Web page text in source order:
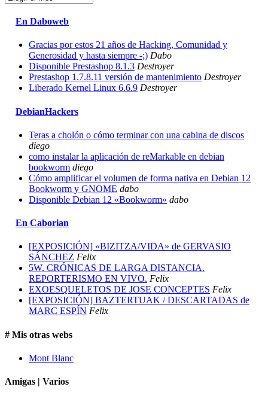
En Daboweb
Gracias por estos 21 años de Hacking, Comunidad y
Generosidad y hasta siempre -;) Dabo
Disponible Prestashop 8.1.3 Destroyer
Prestashop 1.7.8.11 versión de mantenimiento Destroyer
Liberado Kernel Linux 6.6.9 Destroyer
DebianHackers
Teras a cholón o cómo terminar con una cabina de discos
diego
como instalar la aplicación de reMarkable en debian
bookworm diego
Cómo amplificar el volumen de forma nativa en Debian 12
Bookworm y GNOME dabo
Disponible Debian 12 «Bookworm» dabo
En Caborian
[EXPOSICIÓN] «BIZITZA/VIDA» de GERVASIO
SÁNCHEZ Felix
5W. CRÓNICAS DE LARGA DISTANCIA.
REPORTERISMO EN VIVO. Felix
EXOESQUELETOS DE JOSE CONCEPTES Felix
[EXPOSICIÓN] BAZTERTUAK / DESCARTADAS de
MARC ESPÍN Felix
# Mis otras webs
Mont Blanc
Amigas | Varios